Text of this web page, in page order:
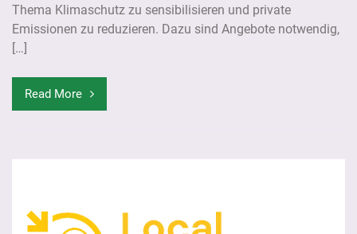
Thema Klimaschutz zu sensibilisieren und private
Emissionen zu reduzieren. Dazu sind Angebote notwendig,
[…]
Read More